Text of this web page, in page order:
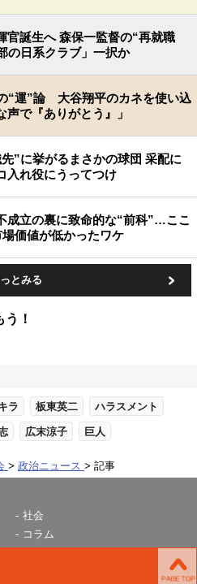
官誕生へ 森保一監督の“再就職
の日系クラブ」一択か
“運”論 大谷翔平のカネを使い込
声で『ありがとう』」
”に挙がるまさかの球団 采配に
入れ役にうってつけ
成立の裏に致命的な“前科”…ここ
価値が低かったワケ
とみる
！
ラ 板東英二 ハラスメント
広末涼子 巨人
政治ニュース 記事
社会
コラム